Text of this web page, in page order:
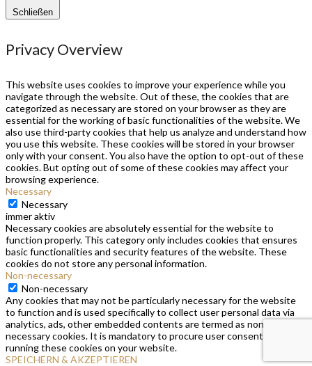
Schließen
Privacy Overview
This website uses cookies to improve your experience while you
navigate through the website. Out of these, the cookies that are
categorized as necessary are stored on your browser as they are
essential for the working of basic functionalities of the website. We
also use third-party cookies that help us analyze and understand how
you use this website. These cookies will be stored in your browser
only with your consent. You also have the option to opt-out of these
cookies. But opting out of some of these cookies may affect your
browsing experience.
Necessary
Necessary
immer aktiv
Necessary cookies are absolutely essential for the website to
function properly. This category only includes cookies that ensures
basic functionalities and security features of the website. These
cookies do not store any personal information.
Non-necessary
Non-necessary
Any cookies that may not be particularly necessary for the website
to function and is used specifically to collect user personal data via
analytics, ads, other embedded contents are termed as non-
necessary cookies. It is mandatory to procure user consent prior to
running these cookies on your website.
SPEICHERN & AKZEPTIEREN